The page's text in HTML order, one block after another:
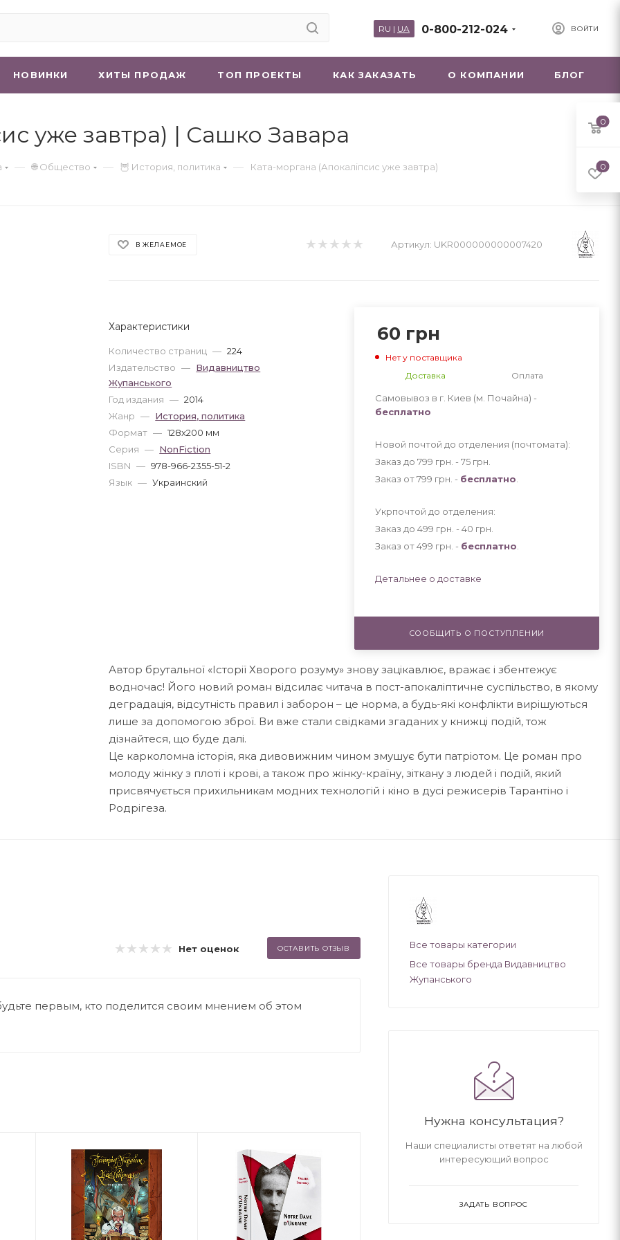
ВОЙТИ
0-800-212-024
RU | UA
НОВИНКИ ХИТЫ ПРОДАЖ ТОП ПРОЕКТЫ КАК ЗАКАЗАТЬ О КОМПАНИИ БЛОГ
уже завтра) | Сашко Завара
— 🌐 Общество — 🦉 История, политика — Ката-моргана (Апокаліпсис уже завтра)
В ЖЕЛАЕМОЕ Артикул: UKR000000000007420
Характеристики
Количество страниц — 224
Издательство — Видавництво
Жупанського
Год издания — 2014
Жанр — История, политика
Формат — 128x200 мм
Серия — NonFiction
ISBN — 978-966-2355-51-2
Язык — Украинский
60 грн
Нет у поставщика
Доставка
Оплата
Самовывоз в г. Киев (м. Почайна) -
бесплатно
Новой почтой до отделения (почтомата):
Заказ до 799 грн. - 75 грн
Заказ от 799 грн. - бесплатно
Укрпочтой до отделения:
Заказ до 499 грн. - 40 грн
Заказ от 499 грн. - бесплатно
Детальнее о доставке
СООБЩИТЬ О ПОСТУПЛЕНИИ
Автор брутальної «Історії Хворого розуму» знову зацікавлює, вражає і збентежує
водночас! Його новий роман відсилає читача в пост-апокаліптичне суспільство, в якому
деградація, відсутність правил і заборон – це норма, а будь-які конфлікти вирішуються
лише за допомогою зброї. Ви вже стали свідками згаданих у книжці подій, тож
дізнайтеся, що буде далі.
Це карколомна історія, яка дивовижним чином змушує бути патріотом. Це роман про
молоду жінку з плоті і крові, а також про жінку-країну, зіткану з людей і подій, який
присвячується прихильникам модних технологій і кіно в дусі режисерів Тарантіно і
Родрігеза.
Нет оценок ОСТАВИТЬ ОТЗЫВ
первым, кто поделится своим мнением об этом
Все товары категории
Все товары бренда Видавництво
Жупанського
Нужна консультация?
Наши специалисты ответят на любой
интересующий вопрос
ЗАДАТЬ ВОПРОС
0
0